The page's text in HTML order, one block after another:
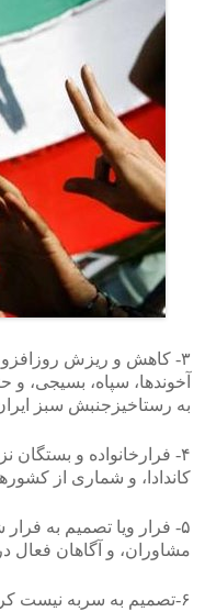
۳- کاهش و ریزش
آخوندها، سپاه، بسیجی، و
به رستاخیزجنبش سبز
۴- فرارخانواده و بستگان
کاندادا، و شماری از
۵- فرار ویا تصمیم به
مشاوران، و آگاهان فعال
۶-تصمیم به سربه نیست